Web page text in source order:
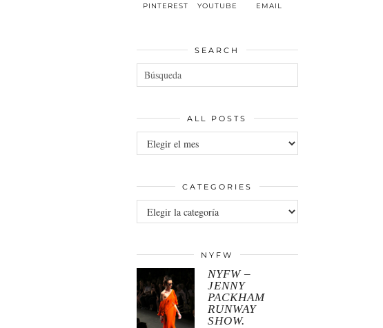
PINTEREST YOUTUBE EMAIL
SEARCH
ALL POSTS
All
posts
CATEGORIES
Categories
NYFW
NYFW –
JENNY
PACKHAM
RUNWAY
SHOW.